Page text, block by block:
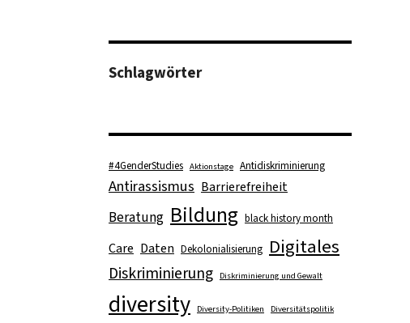
Schlagwörter
#4GenderStudies Aktionstage Antidiskriminierung
Antirassismus Barrierefreiheit
Beratung Bildung black history month
Care Daten Dekolonialisierung Digitales
Diskriminierung Diskriminierung und Gewalt
diversity Diversity-Politiken Diversitätspolitik